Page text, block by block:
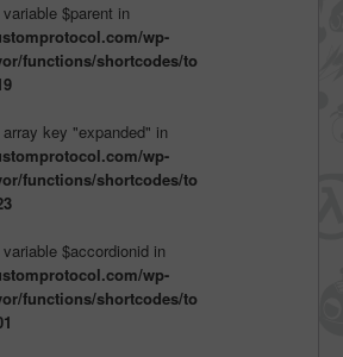
$parent in
wp-
functions/shortcodes/to
key "expanded" in
wp-
functions/shortcodes/to
$accordionid in
wp-
functions/shortcodes/to